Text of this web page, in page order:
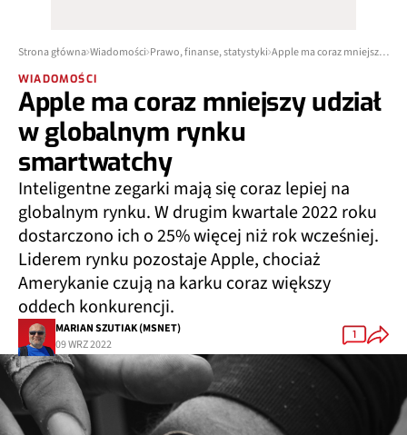
Strona główna Wiadomości Prawo, finanse, statystyki Apple ma coraz mniejszy udział w globalnym rynku smartwatchy
WIADOMOŚCI
Apple ma coraz mniejszy udział
w globalnym rynku
smartwatchy
Inteligentne zegarki mają się coraz lepiej na
globalnym rynku. W drugim kwartale 2022 roku
dostarczono ich o 25% więcej niż rok wcześniej.
Liderem rynku pozostaje Apple, chociaż
Amerykanie czują na karku coraz większy
oddech konkurencji.
MARIAN SZUTIAK (MSNET)
09 WRZ 2022
1